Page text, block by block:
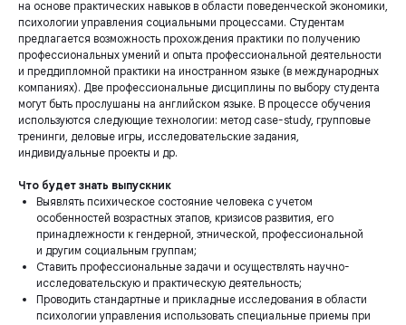
на основе практических навыков в области поведенческой экономики,
психологии управления социальными процессами. Студентам
предлагается возможность прохождения практики по получению
профессиональных умений и опыта профессиональной деятельности
и преддипломной практики на иностранном языке (в международных
компаниях). Две профессиональные дисциплины по выбору студента
могут быть прослушаны на английском языке​. В процессе обучения
используются следующие технологии: метод case-study, групповые
тренинги, деловые игры, исследовательские задания,
индивидуальные проекты и др.
Что будет знать ​​выпускник​​​
Выявлять психическое состояние человека с учетом
особенностей возрастных этапов, кризисов развития, его
принадлежности к гендерной, этнической, профессиональной
и другим социальным группам;
С​тавить профессиональные задачи и осуществлять научно-
исследовательскую и практическую деятельность;
П​роводить стандартные и прикладные исследования в области
психологии управления использовать специальные приемы при